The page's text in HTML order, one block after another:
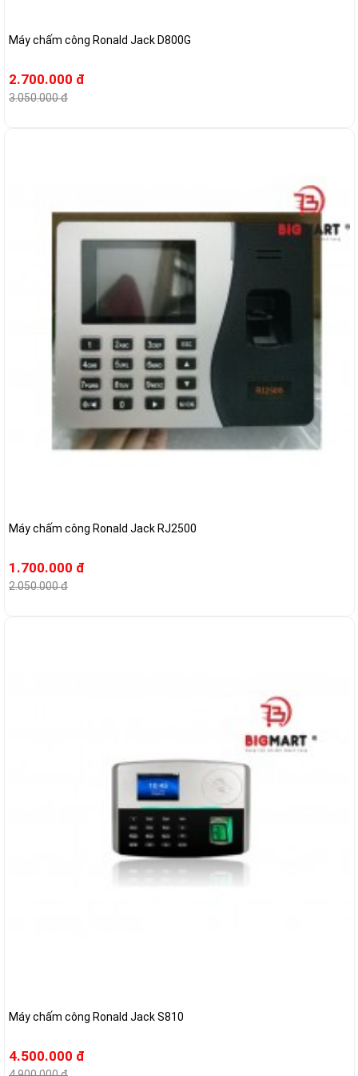
Máy chấm công Ronald Jack D800G
2.700.000 đ
3.050.000 đ
Máy chấm công Ronald Jack RJ2500
1.700.000 đ
2.050.000 đ
Máy chấm công Ronald Jack S810
4.500.000 đ